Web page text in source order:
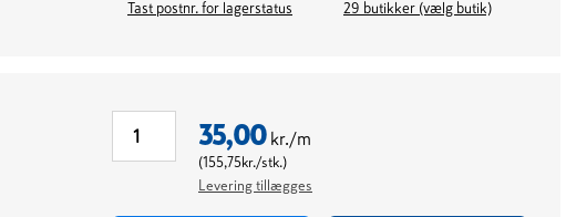
Tast postnr. for lagerstatus
29 butikker (vælg butik)
35,00 kr./m
(155,75kr./stk.)
Levering tillægges